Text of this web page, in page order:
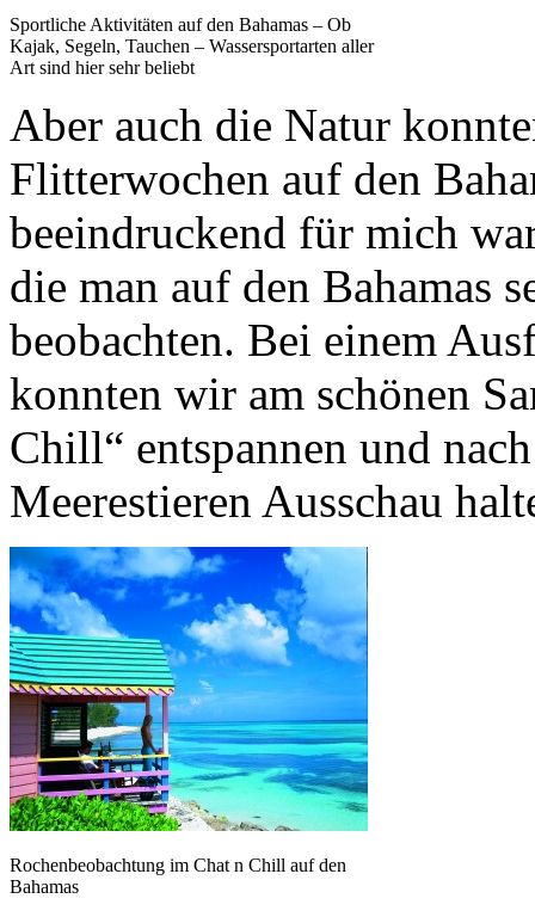
Sportliche Aktivitäten auf den Bahamas – Ob
Kajak, Segeln, Tauchen – Wassersportarten aller
Art sind hier sehr beliebt
Aber auch die Natur
Flitterwochen auf den
beeindruckend für mich
die man auf den Bahamas
beobachten. Bei einem
konnten wir am schönen
Chill“ entspannen und
Meerestieren Ausschau
Rochenbeobachtung im Chat n Chill auf den
Bahamas